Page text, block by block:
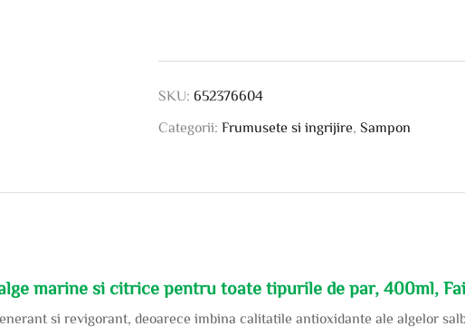
SKU:652376604
Categorii:Frumusete si ingrijire ,Sampon
marine si citrice pentru toate tipurile de par, 400ml,
si revigorant, deoarece imbina calitatile antioxidante ale algelor